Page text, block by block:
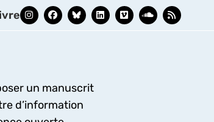
un manuscrit
d’information